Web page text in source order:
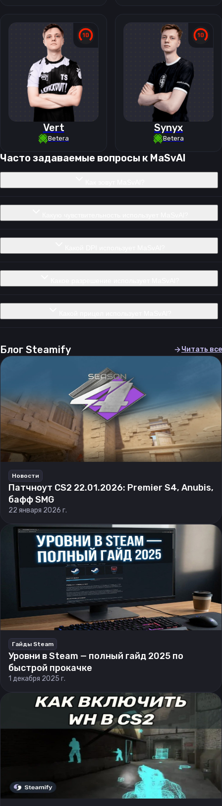
Vert
Betera
Synyx
Betera
Часто задаваемые вопросы к MaSvAl
Блог Steamify Читать все
Новости
Патчноут CS2 22.01.2026: Premier S4, Anubis,
бафф SMG
22 января 2026 г.
Гайды Steam
Уровни в Steam — полный гайд 2025 по
быстрой прокачке
1 декабря 2025 г.